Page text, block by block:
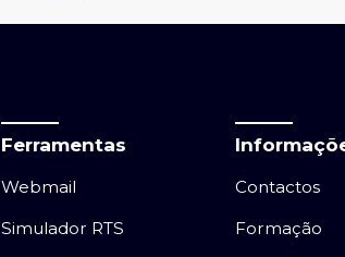
Ferramentas
Webmail
Simulador RTS
Contactos
Formação